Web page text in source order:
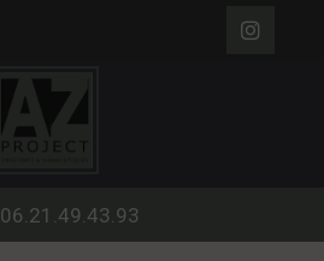
06.21.49.43.93